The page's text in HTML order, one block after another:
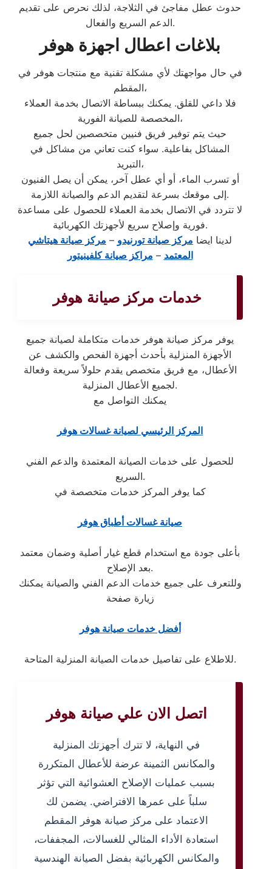
حدوث عطل مفاجئ في الثلاجة، لذلك نحرص على تقديم
الدعم السريع والفعال.
بلاغات اعطال اجهزة هوفر
في حال مواجهتك لأي مشكلة تقنية مع منتجات هوفر في
المقطم،
فلا داعي للقلق. يمكنك ببساطة الاتصال بخدمة العملاء
المخصصة للصيانة الفورية،
حيث يتم توفير فريق فنيين متخصصين لحل جميع
المشاكل بفاعلية. سواء كنت تعاني من مشاكل في
التبريد،
أو تسرب الماء، أو أي عطل آخر، يمكن أن يصل الفنيون
إلى موقعك بسرعة لتقديم الدعم والصيانة اللازمة.
لا تتردد في الاتصال بخدمة العملاء للحصول على مساعدة
فورية وإصلاح سريع لأجهزتك الكهربائية.
لدينا ايضا مركز صيانة تورنيدو – مركز صيانة هيتاشي
المعتمد – مراكز صيانة كلفينيتور
خدمات مركز صيانة هوفر
يوفر مركز صيانة هوفر خدمات متكاملة لصيانة جميع
الأجهزة المنزلية بأحدث أجهزة الفحص والكشف عن
الأعطال، مع فريق متخصص يقدم حلولاً سريعة وفعالة
لجميع الأعطال المنزلية.
يمكنك التواصل مع
المركز الرئيسي لصيانة غسالات هوفر
للحصول على خدمات الصيانة المعتمدة والدعم الفني
السريع.
كما يوفر المركز خدمات متخصصة في
صيانة غسالات أطباق هوفر
بأعلى جودة مع استخدام قطع غيار أصلية وضمان معتمد
بعد الإصلاح.
وللتعرف على جميع خدمات الدعم الفني والصيانة يمكنك
زيارة صفحة
أفضل خدمات صيانة هوفر
للاطلاع على تفاصيل خدمات الصيانة المنزلية المتاحة.
اتصل الان علي صيانة هوفر
في النهاية، لا تترك أجهزتك المنزلية
والمكانس الثمينة عرضة للأعطال المتكررة
بسبب عمليات الإصلاح العشوائية التي تؤثر
سلباً على عمرها الافتراضي. يضمن لك
الاعتماد على مركز صيانة هوفر المقطم
استعادة الأداء المثالي للغسالات، المجففات،
والمكانس الكهربائية بفضل الصيانة الهندسية